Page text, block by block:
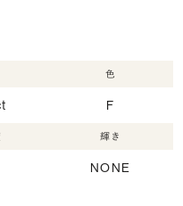
色
F
輝き
NONE